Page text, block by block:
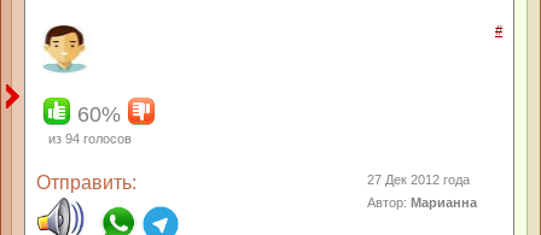
#
60%
из 94 голосов
Отправить:
27 Дек 2012 года
Автор:Марианна